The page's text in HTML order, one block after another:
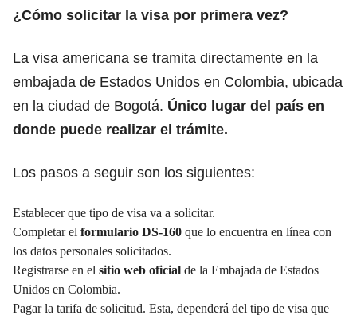
¿Cómo solicitar la visa por primera vez?
La visa americana se tramita directamente en la
embajada de Estados Unidos en Colombia, ubicada
en la ciudad de Bogotá. Único lugar del país en
donde puede realizar el trámite.
Los pasos a seguir son los siguientes:
Establecer que tipo de visa va a solicitar.
Completar el formulario DS-160 que lo encuentra en línea con
los datos personales solicitados.
Registrarse en el sitio web oficial de la Embajada de Estados
Unidos en Colombia.
Pagar la tarifa de solicitud. Esta, dependerá del tipo de visa que